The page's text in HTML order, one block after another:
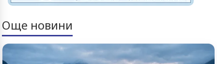
Още новини